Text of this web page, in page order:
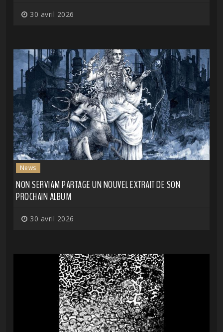
30 avril 2026
News
NON SERVIAM PARTAGE UN NOUVEL EXTRAIT DE SON
PROCHAIN ALBUM
30 avril 2026